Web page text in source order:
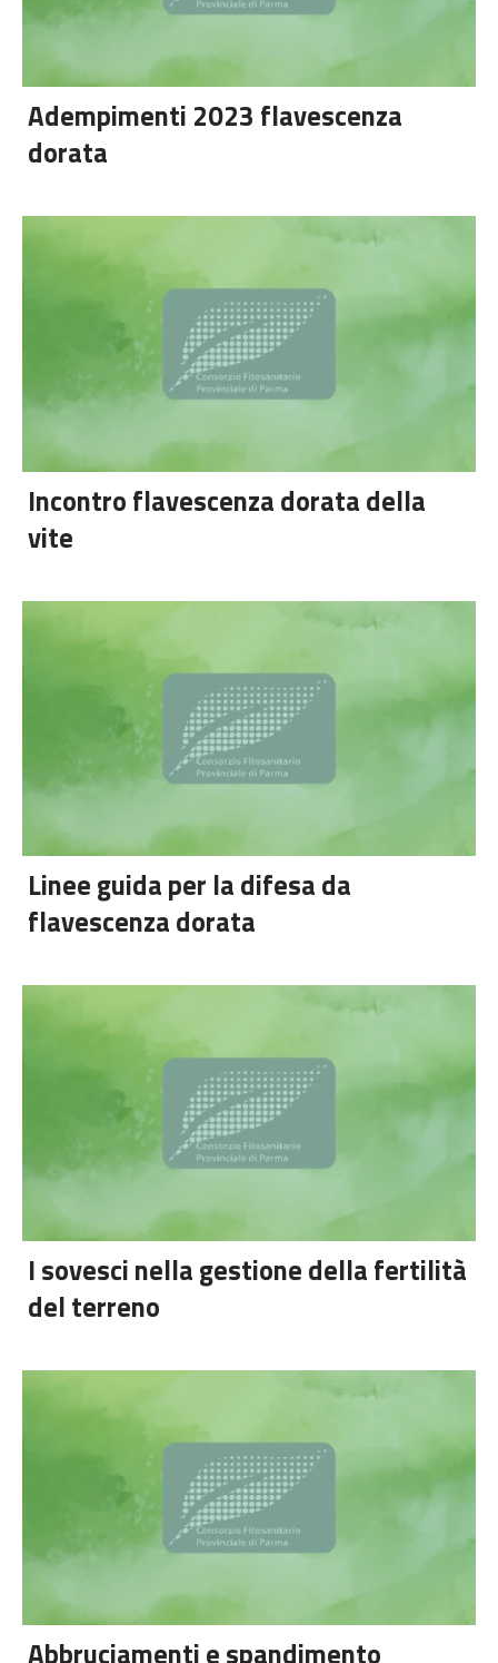
Adempimenti 2023 flavescenza
dorata
Incontro flavescenza dorata della
vite
Linee guida per la difesa da
flavescenza dorata
I sovesci nella gestione della fertilità
del terreno
Abbruciamenti e spandimento